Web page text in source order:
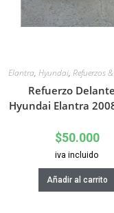
Elantra, Hyundai, Refuerzos
Refuerzo
Hyundai Elantra
$50.000
iva incluido
Añadir al carrito